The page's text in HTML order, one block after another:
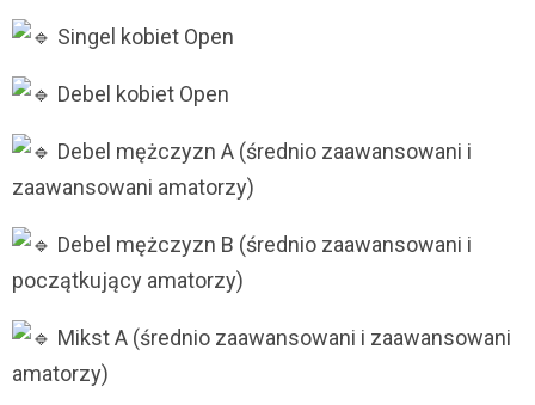
Singel kobiet Open
Debel kobiet Open
Debel mężczyzn A (średnio zaawansowani i
zaawansowani amatorzy)
Debel mężczyzn B (średnio zaawansowani i
początkujący amatorzy)
Mikst A (średnio zaawansowani i zaawansowani
amatorzy)